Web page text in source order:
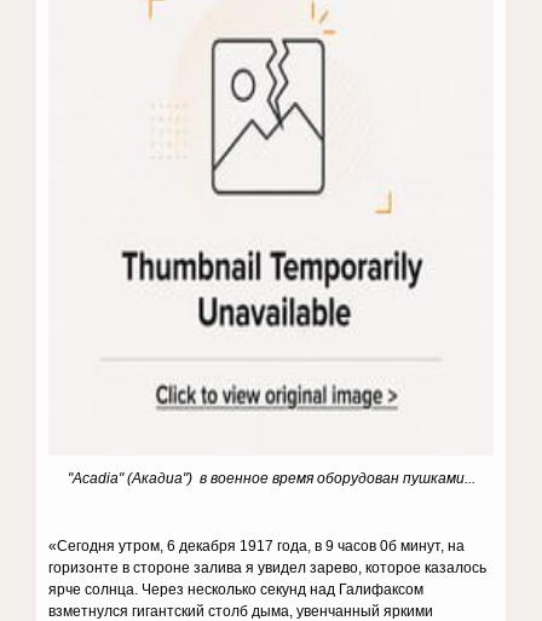
"Acadia" (Акадиа") в военное время оборудован пушками...
«Сегодня утром, 6 декабря 1917 года, в 9 часов 0б минут, на
горизонте в стороне залива я увидел зарево, которое казалось
ярче солнца. Через несколько секунд над Галифаксом
взметнулся гигантский столб дыма, увенчанный яркими